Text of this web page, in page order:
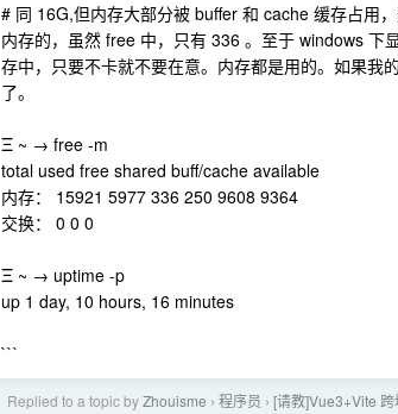
# 同 16G,但内存大部分被 buffer 和 cache 缓存占用
内存的，虽然 free 中，只有 336 。至于 windows 下
存中，只要不卡就不要在意。内存都是用的。如果我
了。
Ξ ~ → free -m
total used free shared buff/cache available
内存： 15921 5977 336 250 9608 9364
交换： 0 0 0
Ξ ~ → uptime -p
up 1 day, 10 hours, 16 minutes
```
Replied to a topic byZhouisme › 程序员 › [请教]Vue3+Vite